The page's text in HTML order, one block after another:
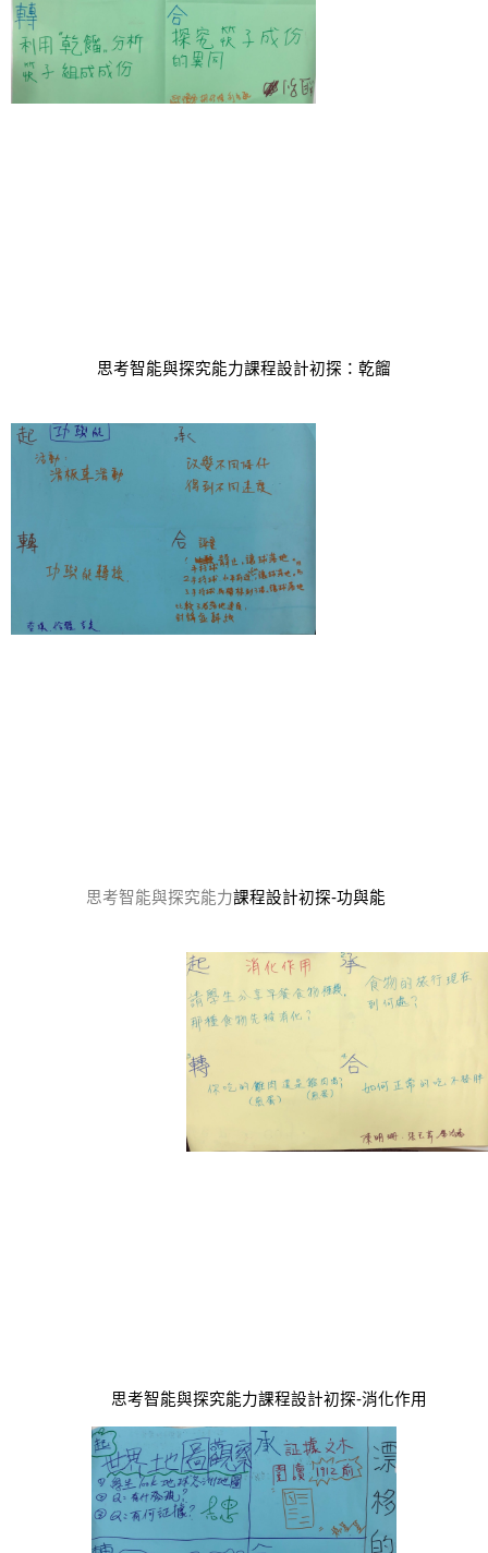
思考智能與探究能力課程設計初探：乾餾
思考智能與探究能力課程設計初探-功與能
                       思考智能與探究能力
課程設計初探-消化作用